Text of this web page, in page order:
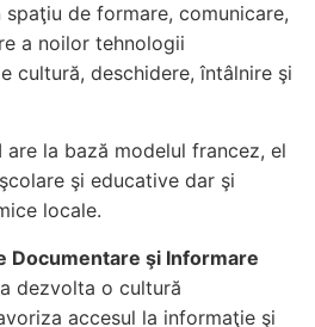
de formare, comunicare,
a noilor tehnologii
cultură, deschidere, întâlnire şi
la bază modelul francez, el
şi educative dar şi
locale.
Documentare şi Informare
dezvolta o cultură
accesul la informaţie şi